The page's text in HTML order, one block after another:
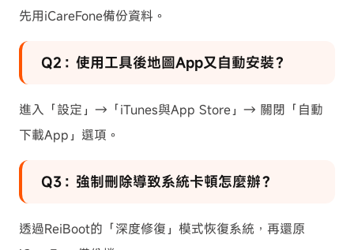
先用iCareFone備份資料。
Q2：使用工具後地圖App又自動安裝？
進入「設定」→「iTunes與App Store」→ 關閉「自動
下載App」選項。
Q3：強制刪除導致系統卡頓怎麼辦？
透過ReiBoot的「深度修復」模式恢復系統，再還原